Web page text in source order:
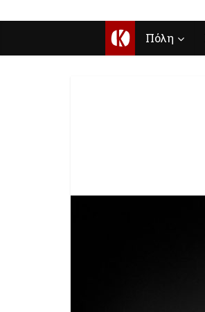
Κ Πόλη